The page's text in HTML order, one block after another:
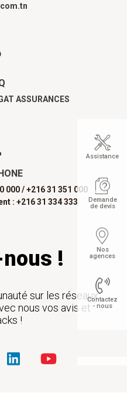
ASSURANCES
000 / +216 31 351 000
: +216 31 334 333
!
sur les réseaux
nous vos avis et
!
Assistance
Demande
de devis
Nos
agences
Contactez
- nous